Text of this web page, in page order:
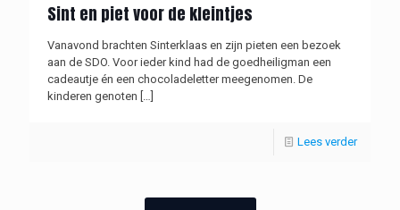
Sint en piet voor de kleintjes
Vanavond brachten Sinterklaas en zijn pieten een bezoek
aan de SDO. Voor ieder kind had de goedheiligman een
cadeautje én een chocoladeletter meegenomen. De
kinderen genoten
Lees verder